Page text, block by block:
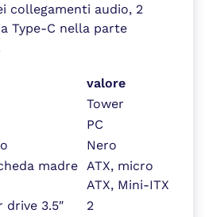
collegamenti audio, 2
Type-C nella parte
valore
Tower
PC
Nero
madre
ATX, micro
ATX, Mini-ITX
drive 3.5″
2